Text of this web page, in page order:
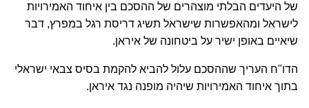
של היעדים הבלתי מוצהרים של ההסכם בין איחוד האמירויות
לישראל ומהאפשרות שישראל תשיג דריסת רגל במפרץ, דבר
שיאיים באופן ישיר על ביטחונה של איראן.
הדו"ח העריך שההסכם עלול להביא להקמת בסיס צבאי ישראלי
בתוך איחוד האמירויות שיהיה מופנה נגד איראן.